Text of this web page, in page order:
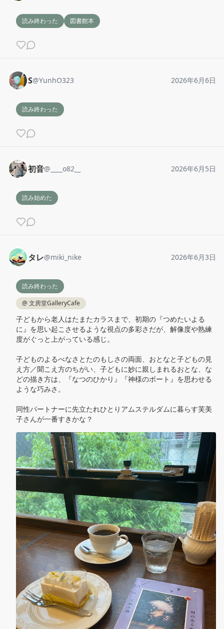
読み終わった 図書館本
S@YunhO323 2026年6月6日
読み終わった
初音@ ____o82__ 2026年6月5日
読み始めた
タレ@miki_nike 2026年6月3日
読み終わった
@ 文房堂GalleryCafe
子どもから老人はたまたカラスまで、初期の『つめたいよる
に』を思い起こさせるような視点の多彩さだが、解像度や熟練
度がぐっと上がっている感じ。
子どものよるべなさとたのもしさの両面、おとなと子どもの見
え方／聞こえ方のちがい、子どもに妙に親しまれるおとな、な
どの描き方は、『なつのひかり』『神様のボート』を思わせる
ような巧みさ。
同性パートナーに先立たれひとりアムステルダムに暮らす芙美
子さんが一番すきかな？